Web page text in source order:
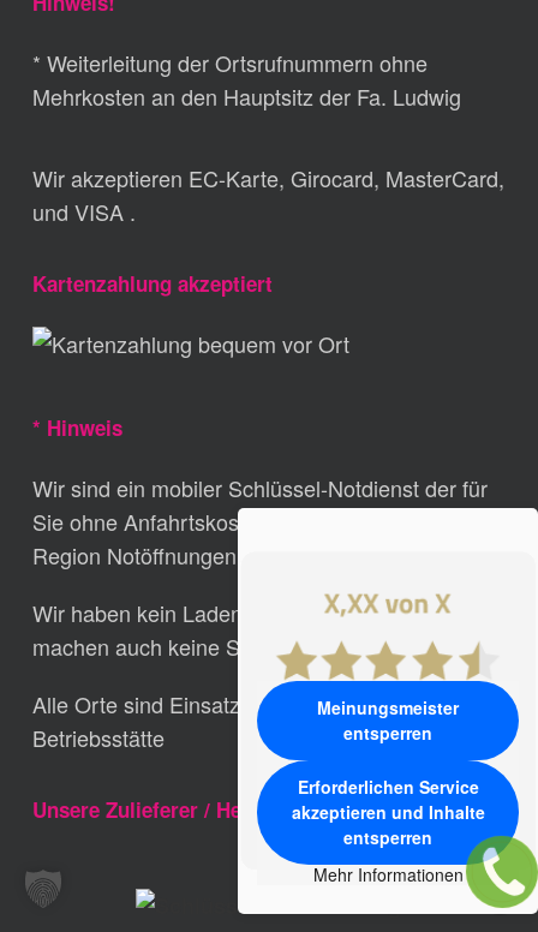
* Weiterleitung der Ortsrufnummern ohne
Mehrkosten an den Hauptsitz der Fa. Ludwig
Wir akzeptieren EC-Karte, Girocard, MasterCard,
und VISA .
Kartenzahlung akzeptiert
* Hinweis
Wir sind ein mobiler Schlüssel-Notdienst der für
Sie ohne Anfahrtskosten zum Festpreis in Ihrer
Region Notöffnungen durchführt.
Wir haben kein Laden-Verkaufs-Geschäft und
machen auch keine Schlüssel nach.
Alle Orte sind Einsatzgebiete aber keine
Betriebsstätte
Unsere Zulieferer / Hersteller
Meinungsmeister
entsperren
Erforderlichen Service
akzeptieren und Inhalte
entsperren
Mehr Informationen